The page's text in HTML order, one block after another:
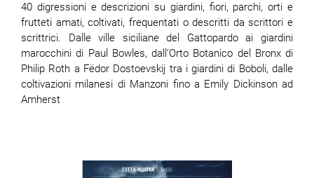
40 digressioni e descrizioni su giardini, fiori, parchi, orti e
frutteti amati, coltivati, frequentati o descritti da scrittori e
scrittrici. Dalle ville siciliane del Gattopardo ai giardini
marocchini di Paul Bowles, dall’Orto Botanico del Bronx di
Philip Roth a Fëdor Dostoevskij tra i giardini di Boboli, dalle
coltivazioni milanesi di Manzoni fino a Emily Dickinson ad
Amherst